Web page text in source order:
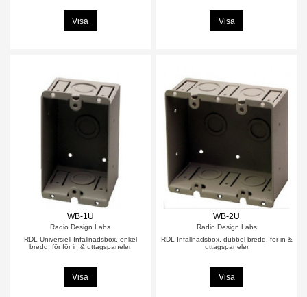
Visa Visa
WB-1U
Radio Design Labs
RDL Universiell Infällnadsbox, enkel
bredd, för för in & uttagspaneler
Visa
WB-2U
Radio Design Labs
RDL Infällnadsbox, dubbel bredd, för in &
uttagspaneler
Visa